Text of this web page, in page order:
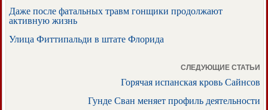
Даже после фатальных травм гонщики продолжают
активную жизнь
Улица Фиттипальди в штате Флорида
СЛЕДУЮЩИЕ СТАТЬИ
Горячая испанская кровь Сайнсов
Гунде Сван меняет профиль деятельности